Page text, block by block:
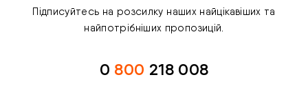
Підписуйтесь на розсилку наших найцікавіших та
найпотрібніших пропозицій.
0 800 218 008